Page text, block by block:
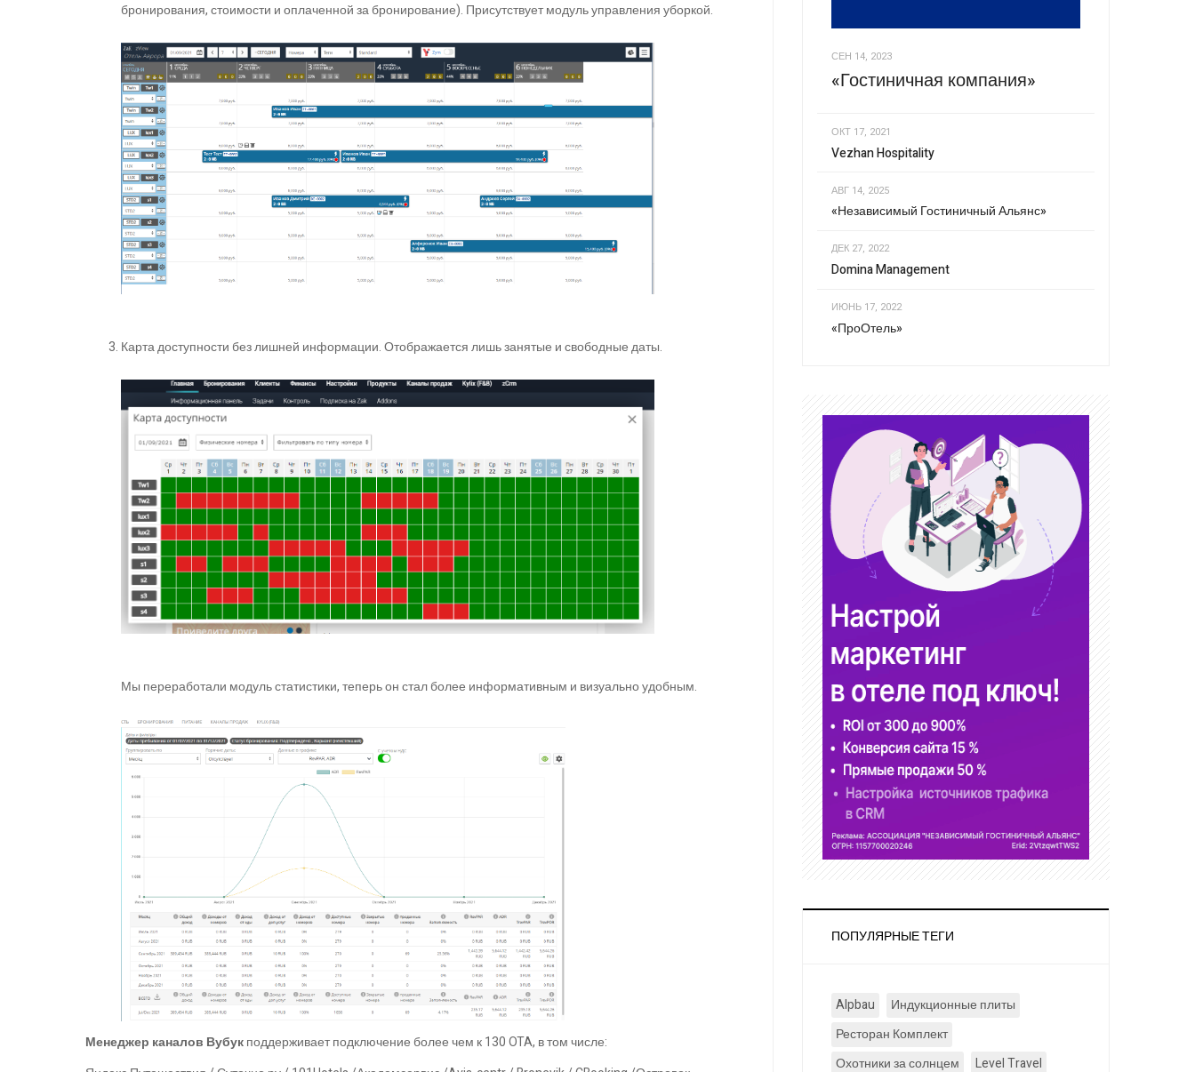
бронирования, стоимости и оплаченной за бронирование). Присутствует модуль управления уборкой.
Карта доступности без лишней информации. Отображается лишь занятые и свободные даты.
Мы переработали модуль статистики, теперь он стал более информативным и визуально удобным.
Менеджер каналов Вубукподдерживает подключение более чем к 130 OTA, в том числе:
СЕН 14, 2023
«Гостиничная компания»
ОКТ 17, 2021
Vezhan Hospitality
АВГ 14, 2025
«Независимый Гостиничный Альянс»
ДЕК 27, 2022
Domina Management
ИЮНЬ 17, 2022
«ПроОтель»
ПОПУЛЯРНЫЕ ТЕГИ
Alpbau
Индукционные плиты
Ресторан Комплект
Охотники за солнцем
Level Travel